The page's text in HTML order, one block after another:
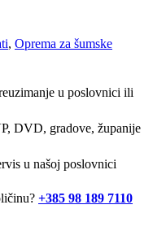
, Oprema za šumske
u poslovnici ili
DVD, gradove, županije
u našoj poslovnici
+385 98 189 7110